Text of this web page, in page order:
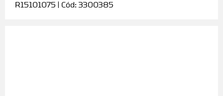
R15101075 | Cód: 3300385